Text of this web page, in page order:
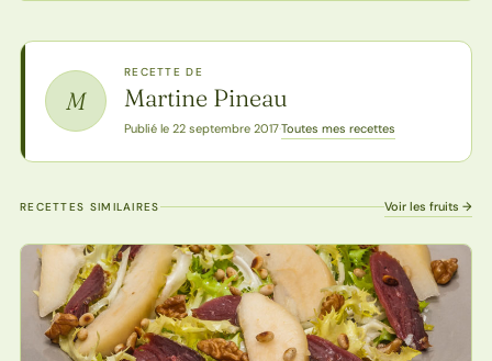
M
RECETTE DE
Martine Pineau
Publié le 22 septembre 2017·Toutes mes recettes
RECETTES SIMILAIRES Voir les fruits →